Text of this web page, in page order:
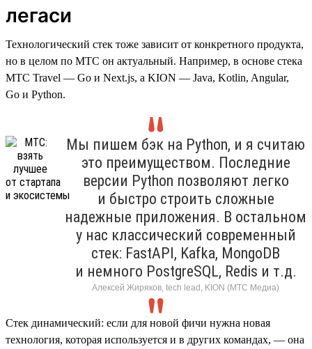
легаси
Технологический стек тоже зависит от конкретного продукта,
но в целом по МТС он актуальный. Например, в основе стека
МТС Travel — Go и Next.js, а KION — Java, Kotlin, Angular,
Go и Python.
Мы пишем бэк на Python, и я считаю
это преимуществом. Последние
версии Python позволяют легко
и быстро строить сложные
надежные приложения. В остальном
у нас классический современный
стек: FastAPI, Kafka, MongoDB
и немного PostgreSQL, Redis и т.д.
Алексей Жиряков, tech lead, KION (МТС Медиа)
Стек динамический: если для новой фичи нужна новая
технология, которая используется и в других командах, — она